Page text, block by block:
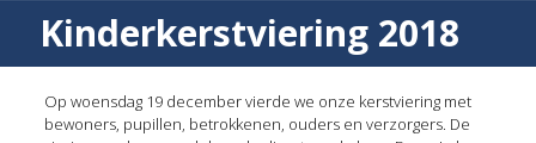
Kinderkerstviering 2018
Op woensdag 19 december vierde we onze kerstviering met
bewoners, pupillen, betrokkenen, ouders en verzorgers. De